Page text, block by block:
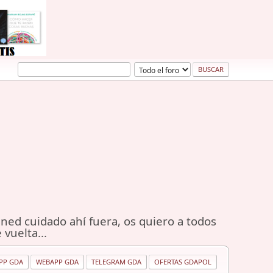
cuidado ahí fuera, os quiero a todos
vuelta...
GDA WEBAPP GDA TELEGRAM GDA OFERTAS GDAPOL